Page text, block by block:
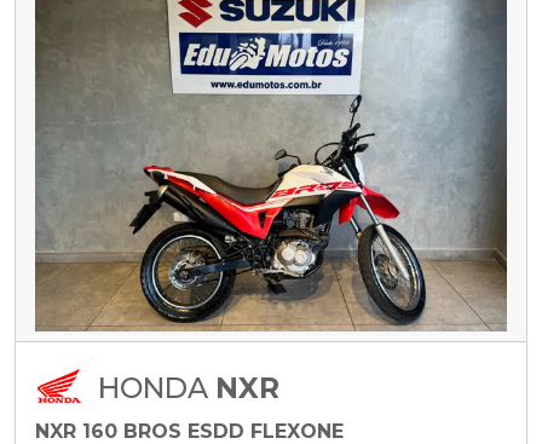
HONDA NXR
NXR 160 BROS ESDD FLEXONE